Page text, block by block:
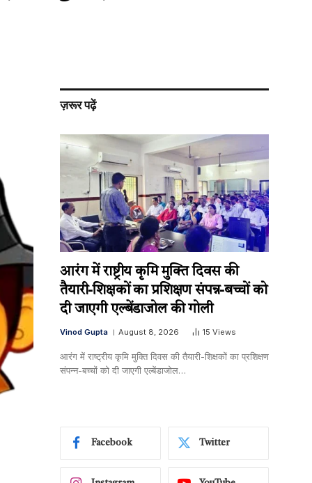
ज़रूर पढ़ें
आरंग में राष्ट्रीय कृमि मुक्ति दिवस की
तैयारी-शिक्षकों का प्रशिक्षण संपन्न-बच्चों को
दी जाएगी एल्बेंडाजोल की गोली
Vinod Gupta August 8, 2026 15 Views
आरंग में राष्ट्रीय कृमि मुक्ति दिवस की तैयारी-शिक्षकों का प्रशिक्षण
संपन्न-बच्चों को दी जाएगी एल्बेंडाजोल…
Facebook Twitter